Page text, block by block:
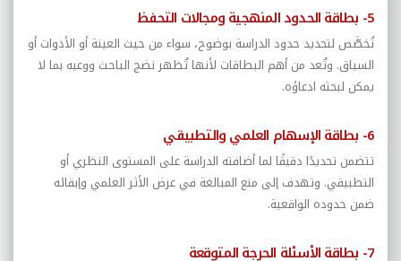
5- بطاقة الحدود المنهجية ومجالات التحفظ
تُخصَّص لتحديد حدود الدراسة بوضوح، سواء من حيث العينة أو الأدوات أو
السياق. وتُعد من أهم البطاقات لأنها تُظهر نضج الباحث ووعيه بما لا
يمكن لبحثه ادعاؤه.
6- بطاقة الإسهام العلمي والتطبيقي
تتضمن تحديدًا دقيقًا لما أضافته الدراسة على المستوى النظري أو
التطبيقي. وتهدف إلى منع المبالغة في عرض الأثر العلمي وإبقائه
ضمن حدوده الواقعية.
7- بطاقة الأسئلة الحرجة المتوقعة